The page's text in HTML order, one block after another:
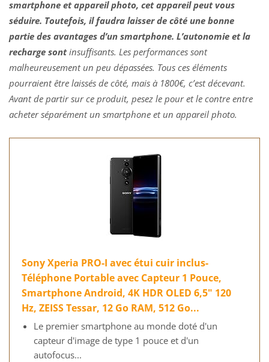
smartphone et appareil photo, cet appareil peut vous
séduire. Toutefois, il faudra laisser de côté une bonne
partie des avantages d’un smartphone. L’autonomie et la
recharge sontinsuffisants. Les performances sont
malheureusement un peu dépassées. Tous ces éléments
pourraient être laissés de côté, mais à 1800€, c’est décevant.
Avant de partir sur ce produit, pesez le pour et le contre entre
acheter séparément un smartphone et un appareil photo.
Sony Xperia PRO-I avec étui cuir inclus-
Téléphone Portable avec Capteur 1 Pouce,
Smartphone Android, 4K HDR OLED 6,5" 120
Hz, ZEISS Tessar, 12 Go RAM, 512 Go...
Le premier smartphone au monde doté d'un
capteur d'image de type 1 pouce et d'un
autofocus...